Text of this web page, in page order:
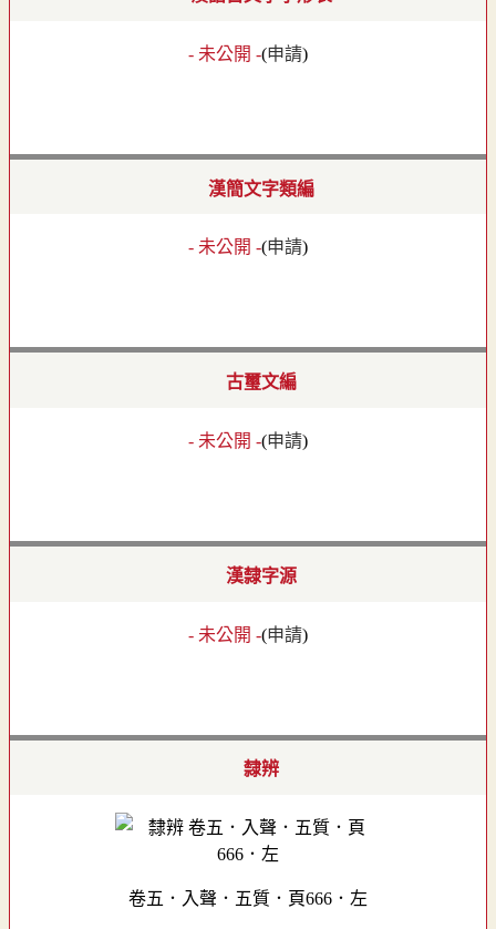
- 未公開 -(申請)
漢簡文字類編
- 未公開 -(申請)
古璽文編
- 未公開 -(申請)
漢隸字源
- 未公開 -(申請)
隸辨
卷五．入聲．五質．頁666．左